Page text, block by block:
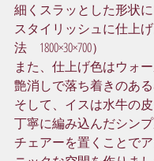
細くスラッとした形状
スタイリッシュに仕上
法　1800×30×700）
また、仕上げ色はウォ
艶消しで落ち着きのある
そして、イスは水牛の
丁寧に編み込んだシン
チェアーを置くことで